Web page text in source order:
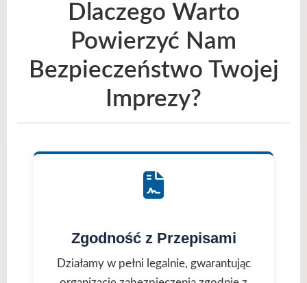
Dlaczego Warto
Powierzyć Nam
Bezpieczeństwo Twojej
Imprezy?
Zgodność z Przepisami
Działamy w pełni legalnie, gwarantując